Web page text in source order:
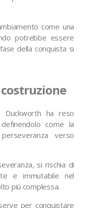
come una
potrebbe essere
della conquista si
Duckworth ha reso
come la
verso
si rischia di
e immutabile nel
più complessa.
per conquistare